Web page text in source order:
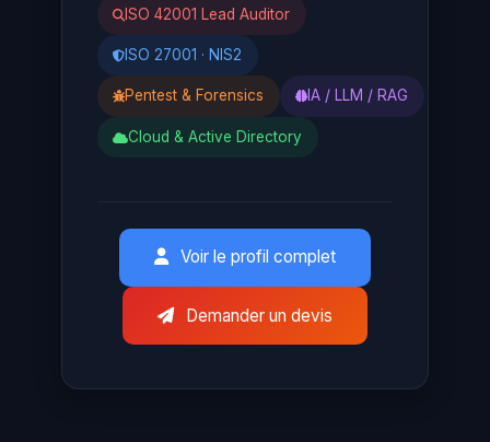
ISO 42001 Lead Auditor
ISO 27001 · NIS2
Pentest & Forensics IA / LLM / RAG
Cloud & Active Directory
Voir le profil complet
Demander un devis